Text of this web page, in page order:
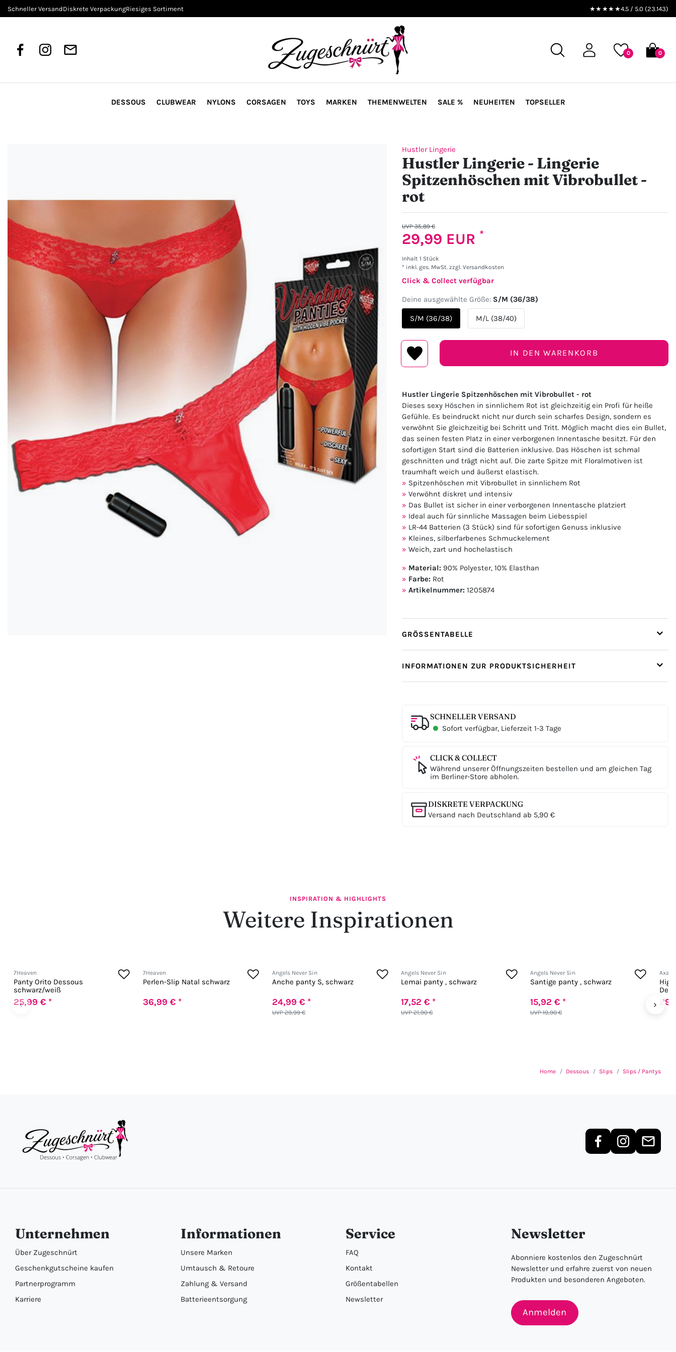
Schneller VersandDiskrete VerpackungRiesiges Sortiment ★★★★★4.5 / 5.0 (23.143)
0 0
DESSOUS CLUBWEAR NYLONS CORSAGEN TOYS MARKEN THEMENWELTEN SALE % NEUHEITEN TOPSELLER
Hustler Lingerie
Hustler Lingerie - Lingerie
Spitzenhöschen mit Vibrobullet -
rot
UVP 35,89 €
29,99 EUR *
Inhalt 1 Stück
* inkl. ges. MwSt. zzgl. Versandkosten
Click & Collect verfügbar
Deine ausgewählte Größe: S/M (36/38)
S/M (36/38) M/L (38/40)
IN DEN WARENKORB
Hustler Lingerie Spitzenhöschen mit Vibrobullet - rot
Dieses sexy Höschen in sinnlichem Rot ist gleichzeitig ein Profi für heiße
Gefühle. Es beindruckt nicht nur durch sein scharfes Design, sondern es
verwöhnt Sie gleichzeitig bei Schritt und Tritt. Möglich macht dies ein Bullet,
das seinen festen Platz in einer verborgenen Innentasche besitzt. Für den
sofortigen Start sind die Batterien inklusive. Das Höschen ist schmal
geschnitten und trägt nicht auf. Die zarte Spitze mit Floralmotiven ist
traumhaft weich und äußerst elastisch.
Spitzenhöschen mit Vibrobullet in sinnlichem Rot
Verwöhnt diskret und intensiv
Das Bullet ist sicher in einer verborgenen Innentasche platziert
Ideal auch für sinnliche Massagen beim Liebesspiel
LR-44 Batterien (3 Stück) sind für sofortigen Genuss inklusive
Kleines, silberfarbenes Schmuckelement
Weich, zart und hochelastisch
Material: 90% Polyester, 10% Elasthan
Farbe: Rot
Artikelnummer: 1205874
GRÖSSENTABELLE
INFORMATIONEN ZUR PRODUKTSICHERHEIT
SCHNELLER VERSAND
Sofort verfügbar, Lieferzeit 1-3 Tage
CLICK & COLLECT
Während unserer Öffnungszeiten bestellen und am gleichen Tag
im Berliner-Store abholen.
DISKRETE VERPACKUNG
Versand nach Deutschland ab 5,90 €
INSPIRATION & HIGHLIGHTS
Weitere Inspirationen
‹
7Heaven
Panty Orito Dessous
schwarz/weiß
25,99 € *
7Heaven
Perlen-Slip Natal schwarz
36,99 € *
Angels Never Sin
Anche panty S, schwarz
UVP 29,99 €
24,99 € *
Angels Never Sin
Lemai panty , schwarz
UVP 21,90 €
17,52 € *
Angels Never Sin
Santige panty , schwarz
UVP 19,90 €
15,92 € * ›
Home Dessous Slips Slips / Pantys
Unternehmen
Über Zugeschnürt
Geschenkgutscheine kaufen
Partnerprogramm
Karriere
Informationen
Unsere Marken
Umtausch & Retoure
Zahlung & Versand
Batterieentsorgung
Service
FAQ
Kontakt
Größentabellen
Newsletter
Newsletter
Abonniere kostenlos den Zugeschnürt
Newsletter und erfahre zuerst von neuen
Produkten und besonderen Angeboten.
Anmelden